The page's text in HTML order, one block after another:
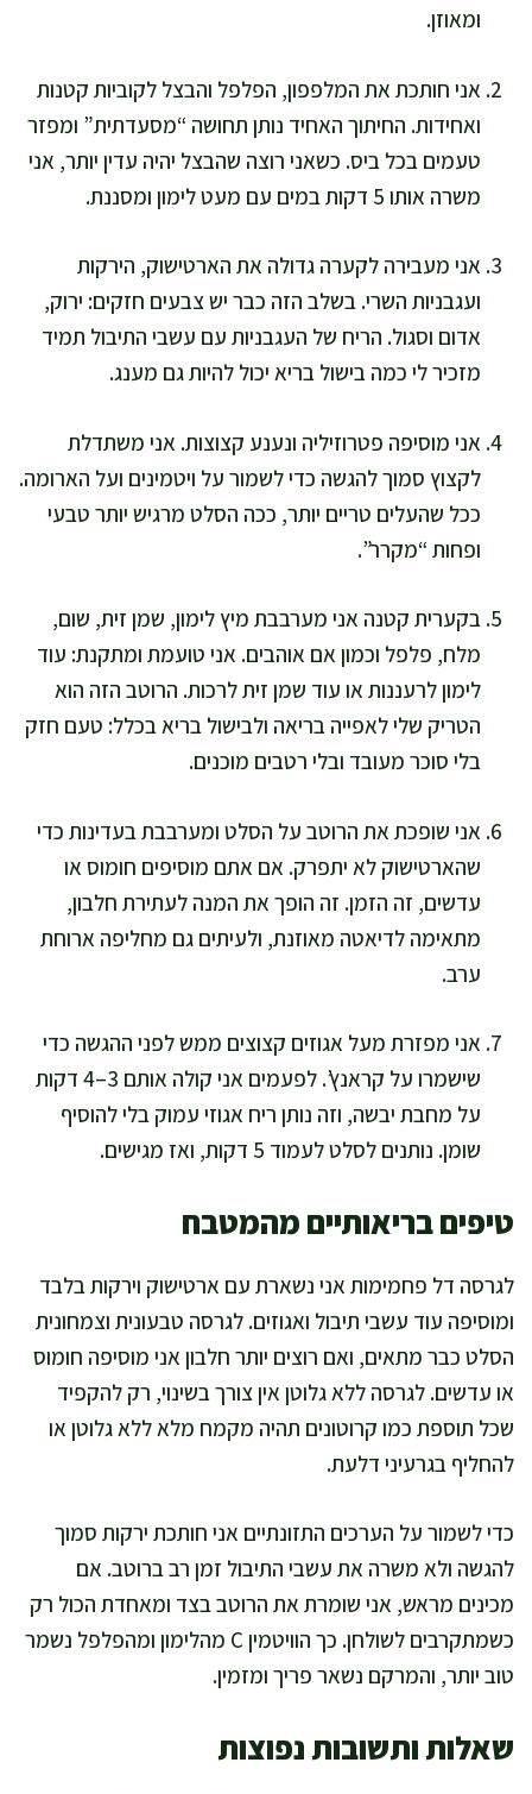
ומאוזן.
אני חותכת את המלפפון, הפלפל והבצל לקוביות קטנות
ואחידות. החיתוך האחיד נותן תחושה “מסעדתית” ומפזר
טעמים בכל ביס. כשאני רוצה שהבצל יהיה עדין יותר, אני
משרה אותו 5 דקות במים עם מעט לימון ומסננת.
אני מעבירה לקערה גדולה את הארטישוק, הירקות
ועגבניות השרי. בשלב הזה כבר יש צבעים חזקים: ירוק,
אדום וסגול. הריח של העגבניות עם עשבי התיבול תמיד
מזכיר לי כמה בישול בריא יכול להיות גם מענג.
אני מוסיפה פטרוזיליה ונענע קצוצות. אני משתדלת
לקצוץ סמוך להגשה כדי לשמור על ויטמינים ועל הארומה.
ככל שהעלים טריים יותר, ככה הסלט מרגיש יותר טבעי
ופחות “מקרר”.
בקערית קטנה אני מערבבת מיץ לימון, שמן זית, שום,
מלח, פלפל וכמון אם אוהבים. אני טועמת ומתקנת: עוד
לימון לרעננות או עוד שמן זית לרכות. הרוטב הזה הוא
הטריק שלי לאפייה בריאה ולבישול בריא בכלל: טעם חזק
בלי סוכר מעובד ובלי רטבים מוכנים.
אני שופכת את הרוטב על הסלט ומערבבת בעדינות כדי
שהארטישוק לא יתפרק. אם אתם מוסיפים חומוס או
עדשים, זה הזמן. זה הופך את המנה לעתירת חלבון,
מתאימה לדיאטה מאוזנת, ולעיתים גם מחליפה ארוחת
ערב.
אני מפזרת מעל אגוזים קצוצים ממש לפני ההגשה כדי
שישמרו על קראנץ’. לפעמים אני קולה אותם 3–4 דקות
על מחבת יבשה, וזה נותן ריח אגוזי עמוק בלי להוסיף
שומן. נותנים לסלט לעמוד 5 דקות, ואז מגישים.
טיפים בריאותיים מהמטבח
לגרסה דל פחמימות אני נשארת עם ארטישוק וירקות בלבד
ומוסיפה עוד עשבי תיבול ואגוזים. לגרסה טבעונית וצמחונית
הסלט כבר מתאים, ואם רוצים יותר חלבון אני מוסיפה חומוס
או עדשים. לגרסה ללא גלוטן אין צורך בשינוי, רק להקפיד
שכל תוספת כמו קרוטונים תהיה מקמח מלא ללא גלוטן או
להחליף בגרעיני דלעת.
כדי לשמור על הערכים התזונתיים אני חותכת ירקות סמוך
להגשה ולא משרה את עשבי התיבול זמן רב ברוטב. אם
מכינים מראש, אני שומרת את הרוטב בצד ומאחדת הכול רק
כשמתקרבים לשולחן. כך הוויטמין C מהלימון ומהפלפל נשמר
טוב יותר, והמרקם נשאר פריך ומזמין.
שאלות ותשובות נפוצות